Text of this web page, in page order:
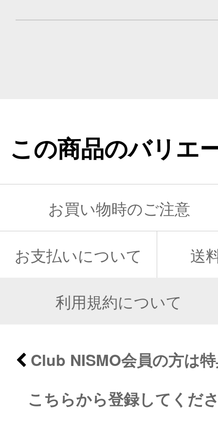
この商品のバリエ
お買い物時のご注意
お支払いについて 送
利用規約について
Club NISMO会員の方は
こちらから登録してくだ